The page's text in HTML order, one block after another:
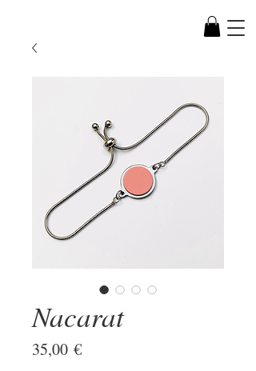
Nacarat
35,00 €Prix